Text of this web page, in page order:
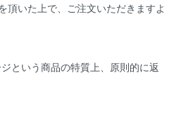
頂いた上で、ご注文いただきますよ
という商品の特質上、原則的に返